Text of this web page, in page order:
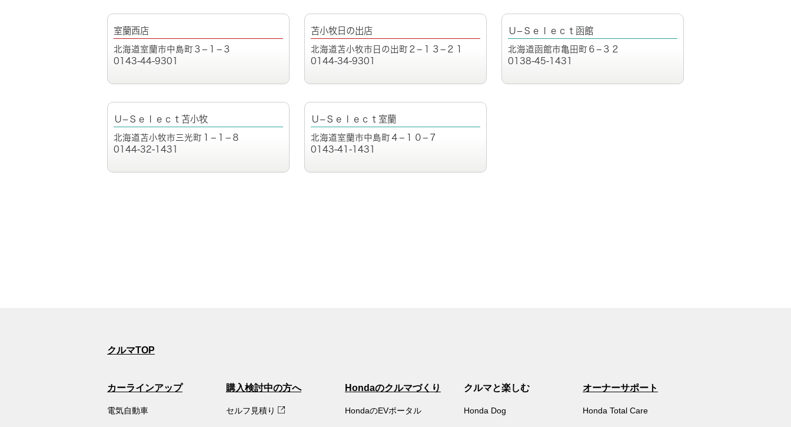
室蘭西店
北海道室蘭市中島町３−１−３
0143-44-9301
苫小牧日の出店
北海道苫小牧市日の出町２−１３−２１
0144-34-9301
Ｕ−Ｓｅｌｅｃｔ函館
北海道函館市亀田町６−３２
0138-45-1431
Ｕ−Ｓｅｌｅｃｔ苫小牧
北海道苫小牧市三光町１−１−８
0144-32-1431
Ｕ−Ｓｅｌｅｃｔ室蘭
北海道室蘭市中島町４−１０−７
0143-41-1431
クルマTOP
カーラインアップ
電気自動車
購入検討中の方へ
セルフ見積り
Hondaのクルマづくり
HondaのEVポータル
クルマと楽しむ
Honda Dog
オーナーサポート
Honda Total Care